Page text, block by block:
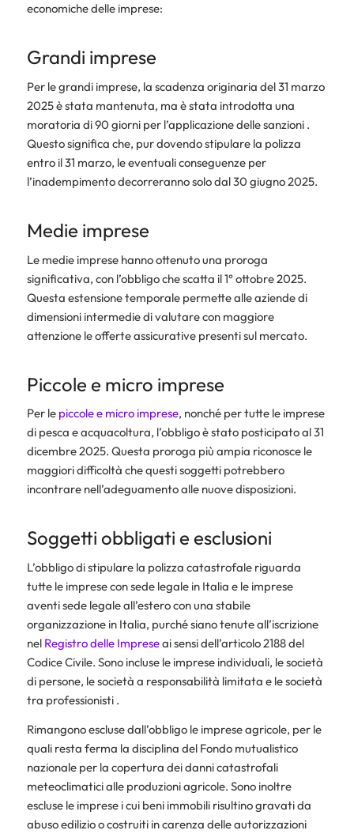
economiche delle imprese:
Grandi imprese
Per le grandi imprese, la scadenza originaria del 31 marzo
2025 è stata mantenuta, ma è stata introdotta una
moratoria di 90 giorni per l’applicazione delle sanzioni .
Questo significa che, pur dovendo stipulare la polizza
entro il 31 marzo, le eventuali conseguenze per
l’inadempimento decorreranno solo dal 30 giugno 2025.
Medie imprese
Le medie imprese hanno ottenuto una proroga
significativa, con l’obbligo che scatta il 1° ottobre 2025.
Questa estensione temporale permette alle aziende di
dimensioni intermedie di valutare con maggiore
attenzione le offerte assicurative presenti sul mercato.
Piccole e micro imprese
Per lepiccole e micro imprese, nonché per tutte le imprese
di pesca e acquacoltura, l’obbligo è stato posticipato al 31
dicembre 2025. Questa proroga più ampia riconosce le
maggiori difficoltà che questi soggetti potrebbero
incontrare nell’adeguamento alle nuove disposizioni.
Soggetti obbligati e esclusioni
L’obbligo di stipulare la polizza catastrofale riguarda
tutte le imprese con sede legale in Italia e le imprese
aventi sede legale all’estero con una stabile
organizzazione in Italia, purché siano tenute all’iscrizione
nel Registro delle Impreseai sensi dell’articolo 2188 del
Codice Civile. Sono incluse le imprese individuali, le società
di persone, le società a responsabilità limitata e le società
tra professionisti .
Rimangono escluse dall’obbligo le imprese agricole, per le
quali resta ferma la disciplina del Fondo mutualistico
nazionale per la copertura dei danni catastrofali
meteoclimatici alle produzioni agricole. Sono inoltre
escluse le imprese i cui beni immobili risultino gravati da
abuso edilizio o costruiti in carenza delle autorizzazioni